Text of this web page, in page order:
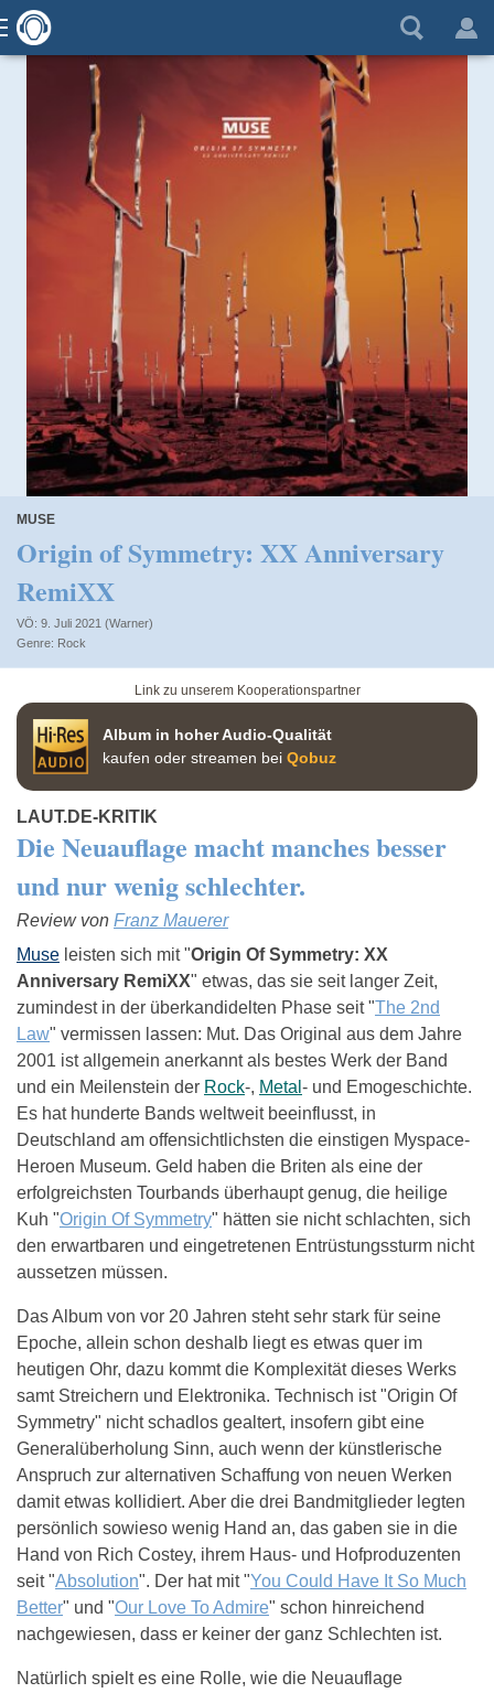
MUSE
Origin of Symmetry: XX Anniversary
RemiXX
VÖ: 9. Juli 2021 (Warner)
Rock
Link zu unserem Kooperationspartner
Album in hoher Audio-Qualität
kaufen oder streamen bei Qobuz
LAUT.DE-KRITIK
Die Neuauflage macht manches besser
und nur wenig schlechter.
Review von Franz Mauerer
Muse leisten sich mit "Origin Of Symmetry: XX
Anniversary RemiXX" etwas, das sie seit langer Zeit,
zumindest in der überkandidelten Phase seit "The 2nd
Law" vermissen lassen: Mut. Das Original aus dem Jahre
2001 ist allgemein anerkannt als bestes Werk der Band
und ein Meilenstein der Rock-, Metal - und Emogeschichte.
Es hat hunderte Bands weltweit beeinflusst, in
Deutschland am offensichtlichsten die einstigen Myspace-
Heroen Museum. Geld haben die Briten als eine der
erfolgreichsten Tourbands überhaupt genug, die heilige
Kuh "Origin Of Symmetry" hätten sie nicht schlachten, sich
den erwartbaren und eingetretenen Entrüstungssturm nicht
aussetzen müssen.
Das Album von vor 20 Jahren steht sehr stark für seine
Epoche, allein schon deshalb liegt es etwas quer im
heutigen Ohr, dazu kommt die Komplexität dieses Werks
samt Streichern und Elektronika. Technisch ist "Origin Of
Symmetry" nicht schadlos gealtert, insofern gibt eine
Generalüberholung Sinn, auch wenn der künstlerische
Anspruch zur alternativen Schaffung von neuen Werken
damit etwas kollidiert. Aber die drei Bandmitglieder legten
persönlich sowieso wenig Hand an, das gaben sie in die
Hand von Rich Costey, ihrem Haus- und Hofproduzenten
seit "Absolution". Der hat mit "You Could Have It So Much
Better" und "Our Love To Admire" schon hinreichend
nachgewiesen, dass er keiner der ganz Schlechten ist.
Natürlich spielt es eine Rolle, wie die Neuauflage